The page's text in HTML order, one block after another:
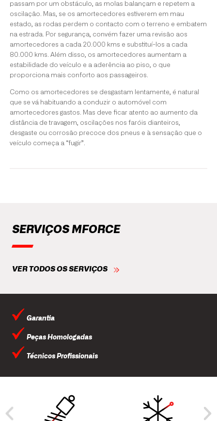
passam por um obstáculo, as molas balançam e repetem a
oscilação. Mas, se os amortecedores estiverem em mau
estado, as rodas perdem o contacto com o terreno e embatem
na estrada. Por segurança, convém fazer uma revisão aos
amortecedores a cada 20.000 kms e substituí-los a cada
80.000 kms. Além disso, os amortecedores aumentam a
estabilidade do veículo e a aderência ao piso, o que
proporciona mais conforto aos passageiros.
Como os amortecedores se desgastam lentamente, é natural
que se vá habituando a conduzir o automóvel com
amortecedores gastos. Mas deve ficar atento ao aumento da
distância de travagem, oscilações nos faróis dianteiros,
desgaste ou corrosão precoce dos pneus e à sensação que o
veículo começa a “fugir”.
SERVIÇOS MFORCE
VER TODOS OS SERVIÇOS
Garantia
Peças Homologadas
Técnicos Profissionais